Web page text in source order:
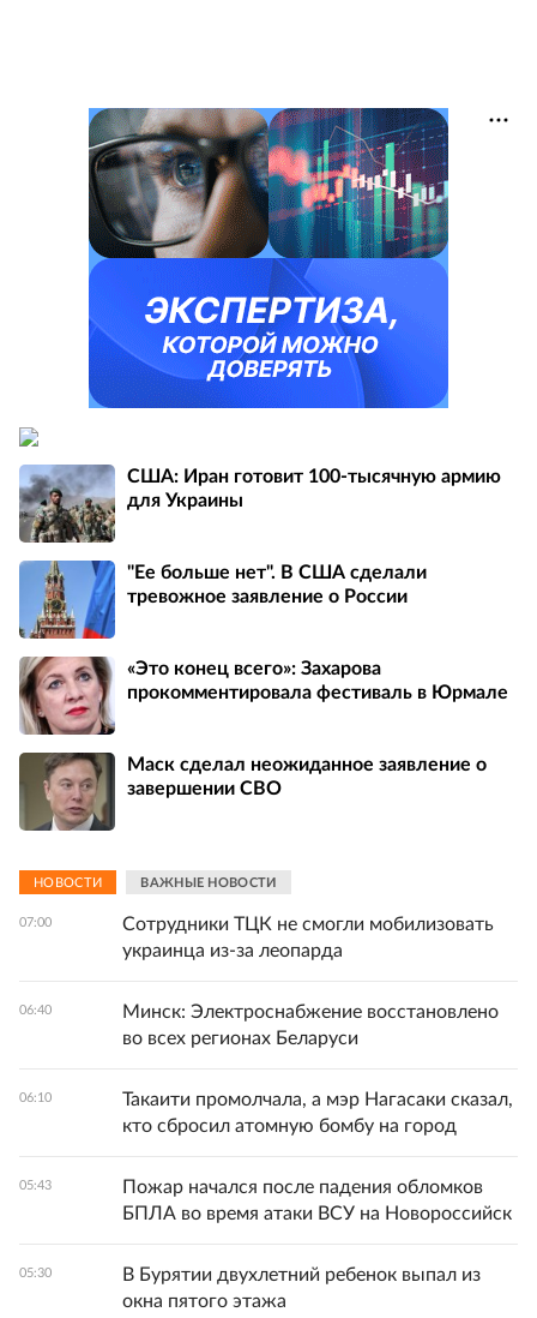
США: Иран готовит 100-тысячную армию
для Украины
"Ее больше нет". В США сделали
тревожное заявление о России
«Это конец всего»: Захарова
прокомментировала фестиваль в Юрмале
Маск сделал неожиданное заявление о
завершении СВО
НОВОСТИ ВАЖНЫЕ НОВОСТИ
07:00
Сотрудники ТЦК не смогли мобилизовать
украинца из-за леопарда
06:40
Минск: Электроснабжение восстановлено
во всех регионах Беларуси
06:10
Такаити промолчала, а мэр Нагасаки сказал,
кто сбросил атомную бомбу на город
05:43
Пожар начался после падения обломков
БПЛА во время атаки ВСУ на Новороссийск
05:30
В Бурятии двухлетний ребенок выпал из
окна пятого этажа